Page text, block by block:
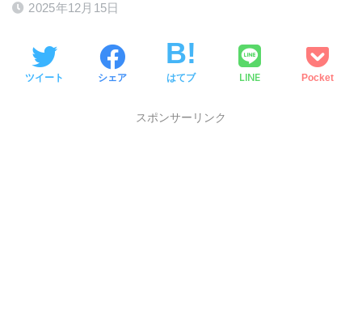
2025年12月15日
ツイート シェア はてブ LINE Pocket
スポンサーリンク